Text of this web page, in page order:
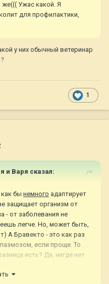
же((( Ужас какой. Я
для профилактики,
у них обычный ветеринар
?
1
и Варя сказал:
бы немного адаптирует
защищает организм от
- от заболевания не
легче. Но, может быть,
А Бравекто - это как раз
если проще. То
есть? Да, нигде нет